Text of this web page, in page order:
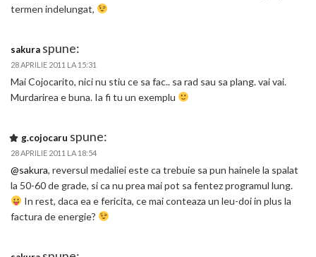
termen indelungat,
sakura spune:
28 APRILIE 2011 LA 15:31
Mai Cojocarito, nici nu stiu ce sa fac.. sa rad sau sa plang. vai vai.
Murdarirea e buna. Ia fi tu un exemplu
g.cojocaru spune:
28 APRILIE 2011 LA 18:54
@sakura, reversul medaliei este ca trebuie sa pun hainele la spalat
la 50-60 de grade, si ca nu prea mai pot sa fentez programul lung.
In rest, daca ea e fericita, ce mai conteaza un leu-doi in plus la
factura de energie?